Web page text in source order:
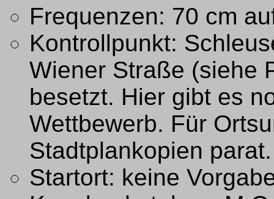
Frequenzen: 70 cm
Kontrollpunkt:
Wiener Straße (siehe
besetzt. Hier gibt es
Wettbewerb. Für
Stadtplankopien parat.
Startort: keine